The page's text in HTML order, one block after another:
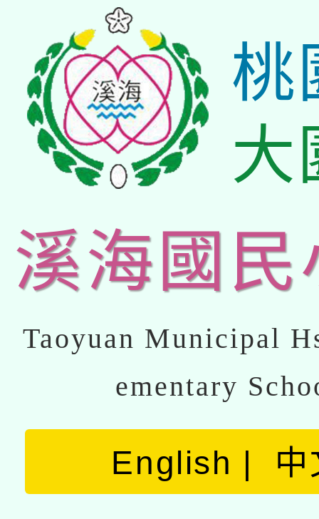
桃
大
溪海國民
Taoyuan Municipal
ementary
English 中